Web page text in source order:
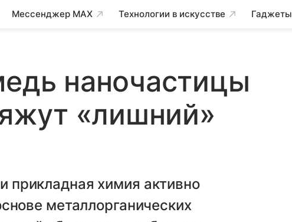
Мессенджер MAX Технологии в искусстве Гаджеты
наночастицы
«лишний»
химия активно
металлорганических